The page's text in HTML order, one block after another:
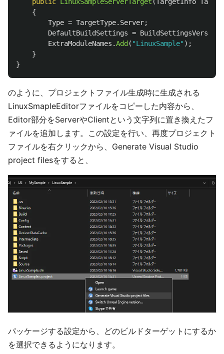
public LinuxSampleServerTarget ( TargetInfo
Target
{
Type = TargetType. Server;
DefaultBuildSettings = BuildSettingsVersion
ExtraModuleNames .Add ( "LinuxSample" );
}
}
のように、プロジェクトファイル生成時に生成される
LinuxSmapleEditorファイルをコピーした内容から、
Editor部分をServerやClientという文字列に置き換えたフ
ァイルを追加します。この設定を行い、再度プロジェクト
ファイルを右クリックから、Generate Visual Studio
project filesをすると、
パッケージする設定から、どのビルドターゲットにするか
を選択できるようになります。